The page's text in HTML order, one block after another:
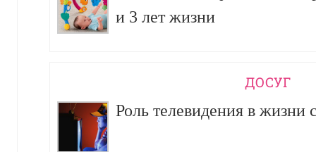
и 3 лет жизни
ДОСУГ
Роль телевидения в жизни